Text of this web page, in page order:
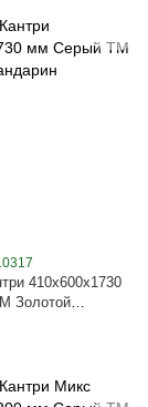
410х600х1730
Золотой